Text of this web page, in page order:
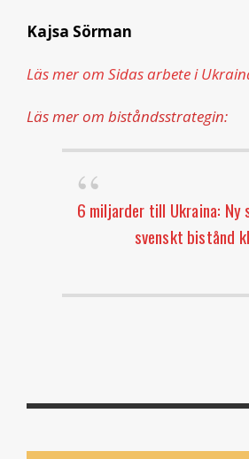
Kajsa Sörman
Läs mer om Sidas arbete i
Läs mer om biståndsstrategin:
6 miljarder till Ukraina:
svenskt bistånd